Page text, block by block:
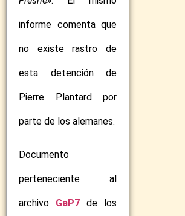
informe comenta que
no existe rastro de
esta detención de
Pierre Plantard por
parte de los alemanes.
Documento
perteneciente al
archivo GaP7 de los